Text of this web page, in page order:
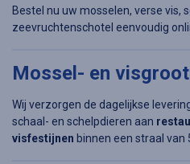
Bestel nu uw mosselen, verse vis,
zeevruchtenschotel eenvoudig
Mossel- en
Wij verzorgen de dagelijkse
schaal- en schelpdieren aan
visfestijnen binnen een straal van